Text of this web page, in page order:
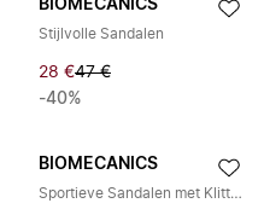
BIOMECANICS
Stijlvolle Sandalen
28 €47 €
-40%
BIOMECANICS
Sportieve Sandalen met Klittenband